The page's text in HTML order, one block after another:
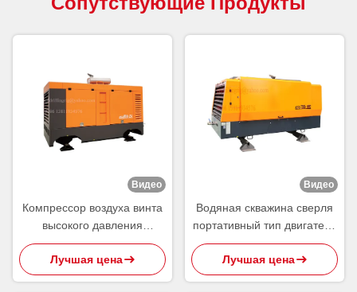
Видео
Компрессор воздуха винта
высокого давления
двигателя дизеля
портативный для сверлить
водяной скважины
Лучшая цена
Видео
Водяная скважина сверля
портативный тип двигателя
дизеля давления
компрессора воздуха винта
высокий
Лучшая цена